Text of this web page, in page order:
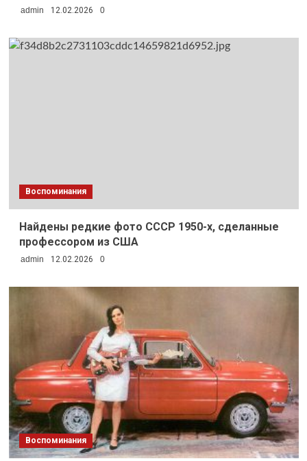
admin 12.02.2026 0
Воспоминания
Найдены редкие фото СССР 1950-х, сделанные
профессором из США
admin 12.02.2026 0
Воспоминания